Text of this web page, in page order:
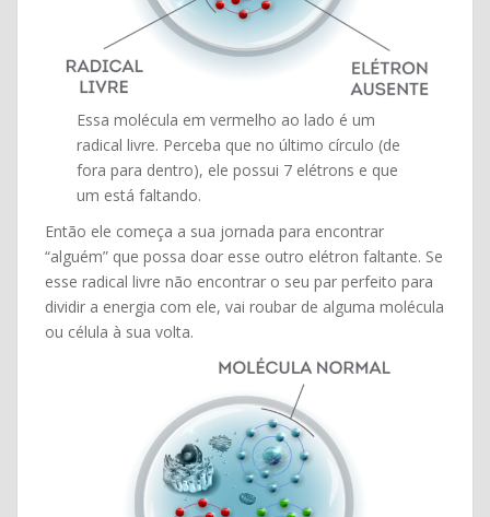
Essa molécula em vermelho ao lado é um
radical livre. Perceba que no último círculo (de
fora para dentro), ele possui 7 elétrons e que
um está faltando.
Então ele começa a sua jornada para encontrar
“alguém” que possa doar esse outro elétron faltante. Se
esse radical livre não encontrar o seu par perfeito para
dividir a energia com ele, vai roubar de alguma molécula
ou célula à sua volta.